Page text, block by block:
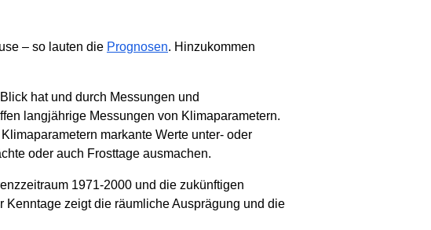
– so lauten die Prognosen. Hinzukommen
hat und durch Messungen und
langjährige Messungen von Klimaparametern.
markante Werte unter- oder
oder auch Frosttage ausmachen.
1971-2000 und die zukünftigen
zeigt die räumliche Ausprägung und die